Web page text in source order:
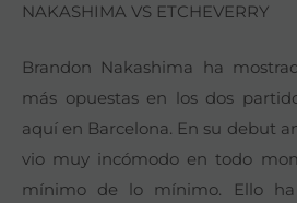
NAKASHIMA VS ETCHEVERRY
Brandon Nakashima ha
más opuestas en los dos
aquí en Barcelona. En su debut
vio muy incómodo en todo
mínimo de lo mínimo. Ello